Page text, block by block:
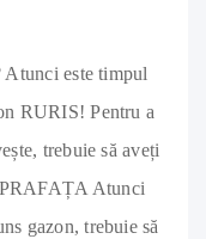
este timpul
RURIS! Pentru a
trebuie să aveți
Atunci
gazon, trebuie să